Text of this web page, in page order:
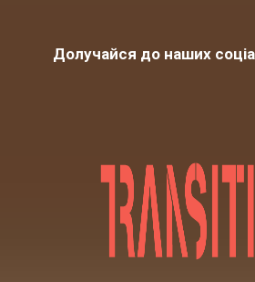
Долучайся до наших